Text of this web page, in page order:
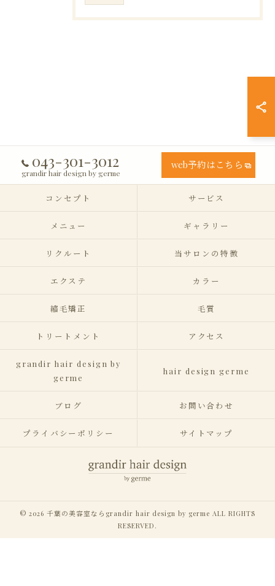
043-301-3012
grandir hair design by germe
web予約はこちら
コンセプト サービス
メニュー ギャラリー
リクルート 当サロンの特徴
エクステ カラー
縮毛矯正 毛質
トリートメント アクセス
grandir hair design by
germe
hair design germe
ブログ お問い合わせ
プライバシーポリシー サイトマップ
© 2026 千葉の美容室ならgrandir hair design by germe ALL RIGHTS
RESERVED.